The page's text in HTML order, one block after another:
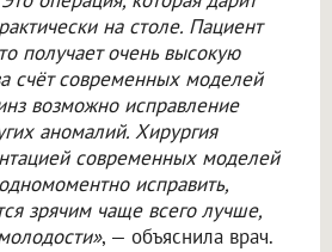
на столе. Пациент
получает очень высокую
счёт современных моделей
возможно исправление
аномалий. Хирургия
современных моделей
исправить,
зрячим чаще всего лучше,
, — объяснила врач.